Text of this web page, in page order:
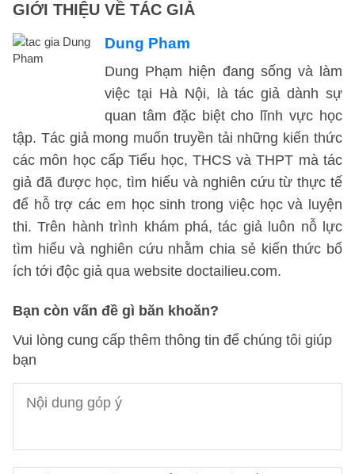
GIỚI THIỆU VỀ TÁC GIẢ
Dung Pham
Dung Phạm hiện đang sống và làm
việc tại Hà Nội, là tác giả dành sự
quan tâm đặc biệt cho lĩnh vực học
tập. Tác giả mong muốn truyền tải những kiến thức
các môn học cấp Tiểu học, THCS và THPT mà tác
giả đã được học, tìm hiểu và nghiên cứu từ thực tế
để hỗ trợ các em học sinh trong việc học và luyện
thi. Trên hành trình khám phá, tác giả luôn nỗ lực
tìm hiểu và nghiên cứu nhằm chia sẻ kiến thức bổ
ích tới độc giả qua website doctailieu.com.
Bạn còn vấn đề gì băn khoăn?
Vui lòng cung cấp thêm thông tin để chúng tôi giúp
bạn